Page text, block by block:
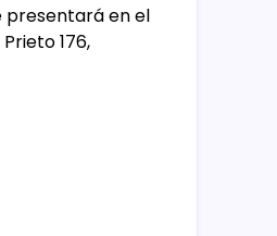
presentará en el
176,